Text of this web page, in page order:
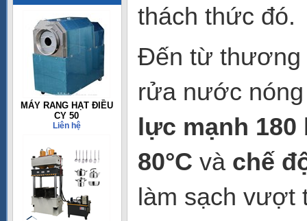
MÁY RANG HẠT ĐIỀU
CY 50
Liên hệ
thách thức đó.
Đến từ
rửa nước
lực mạnh 180
80°C và chế
làm sạch vượt